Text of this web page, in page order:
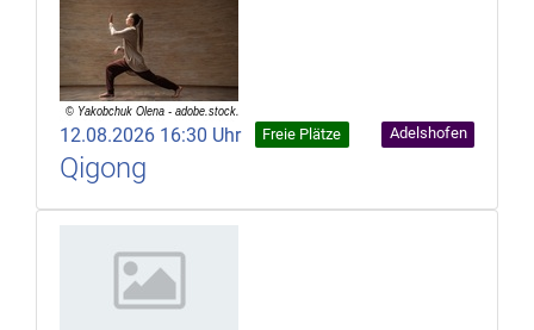
12.08.2026 16:30 Uhr Freie Plätze Adelshofen
Qigong